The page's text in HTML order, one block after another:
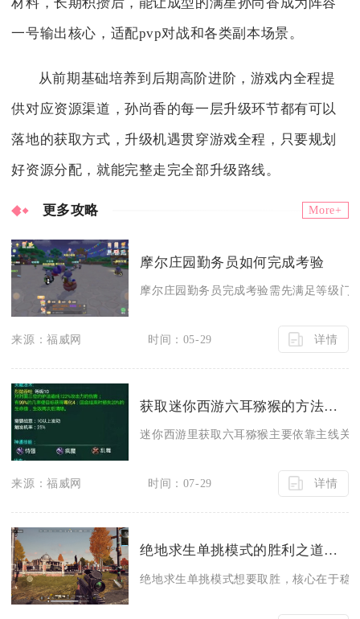
一号输出核心，适配pvp对战和各类副本场景。
从前期基础培养到后期高阶进阶，游戏内全程提
供对应资源渠道，孙尚香的每一层升级环节都有可以
落地的获取方式，升级机遇贯穿游戏全程，只要规划
好资源分配，就能完整走完全部升级路线。
更多攻略 More+
摩尔庄园勤务员如何完成考验
摩尔庄园勤务员完成考验需先满足等级门
来源：福威网 时间：05-29 详情
获取迷你西游六耳猕猴的方法有哪些
迷你西游里获取六耳猕猴主要依靠主线关
来源：福威网 时间：07-29 详情
绝地求生单挑模式的胜利之道是什么
绝地求生单挑模式想要取胜，核心在于稳